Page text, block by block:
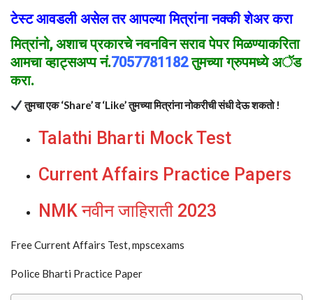
टेस्ट आवडली असेल तर आपल्या मित्रांना नक्की शेअर करा
मित्रांनो, अशाच प्रकारचेनवनविन सराव पेपर मिळण्याकरिता
आमचा व्हाट्सअप्प नं.7057781182तुमच्या ग्रुपमध्ये अॅड
करा.
तुमचा एक ‘Share’ व ‘Like’ तुमच्या मित्रांना नोकरीची संधी देऊ शकतो !
Talathi Bharti Mock Test
Current Affairs Practice Papers
NMK नवीन जाहिराती 2023
Free Current Affairs Test, mpscexams
Police Bharti Practice Paper